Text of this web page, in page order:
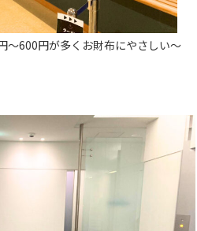
～600円が多くお財布にやさしい～